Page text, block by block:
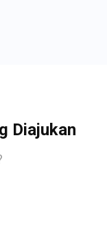
Diajukan